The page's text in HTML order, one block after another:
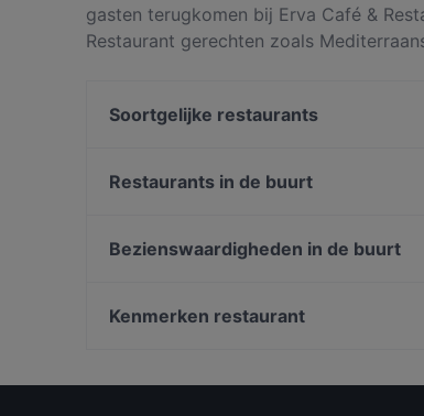
gasten terugkomen bij Erva Café &
Restaurant gerechten zoals
Soortgelijke restaurants
Seven Chakra
Prince Charming
Restaurants in de buurt
Five Bells
Bezienswaardigheden in de buurt
Universiteit van Amsterdam, Amsterdam
Kenmerken restaurant